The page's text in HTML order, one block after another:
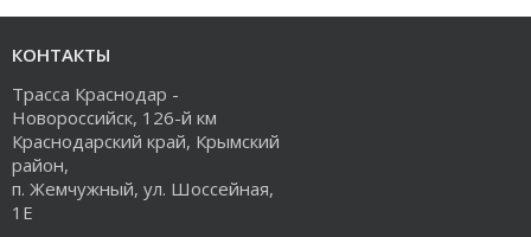
КОНТАКТЫ
Трасса Краснодар -
Новороссийск, 126-й км
Краснодарский край, Крымский
район,
п. Жемчужный, ул. Шоссейная,
1Е